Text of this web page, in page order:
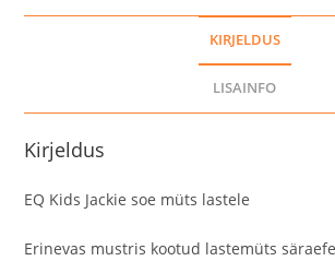
KIRJELDUS
LISAINFO
Kirjeldus
EQ Kids Jackie soe müts lastele
Erinevas mustris kootud lastemüts